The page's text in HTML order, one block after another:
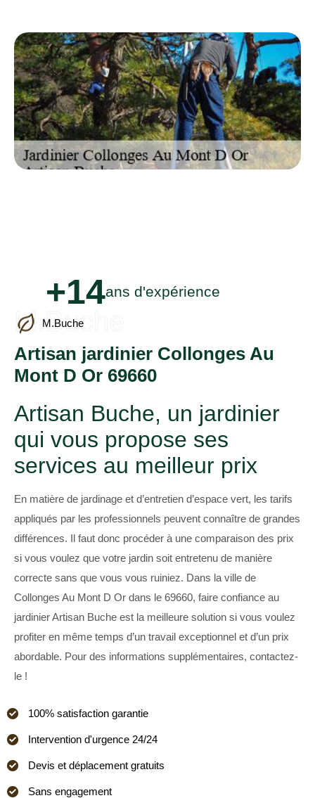
+14ans d'expérience
M.Buche
M.Buche
Artisan jardinier Collonges Au
Mont D Or 69660
Artisan Buche, un jardinier
qui vous propose ses
services au meilleur prix
En matière de jardinage et d’entretien d’espace vert, les tarifs
appliqués par les professionnels peuvent connaître de grandes
différences. Il faut donc procéder à une comparaison des prix
si vous voulez que votre jardin soit entretenu de manière
correcte sans que vous vous ruiniez. Dans la ville de
Collonges Au Mont D Or dans le 69660, faire confiance au
jardinier Artisan Buche est la meilleure solution si vous voulez
profiter en même temps d’un travail exceptionnel et d’un prix
abordable. Pour des informations supplémentaires, contactez-
le !
100% satisfaction garantie
Intervention d'urgence 24/24
Devis et déplacement gratuits
Sans engagement